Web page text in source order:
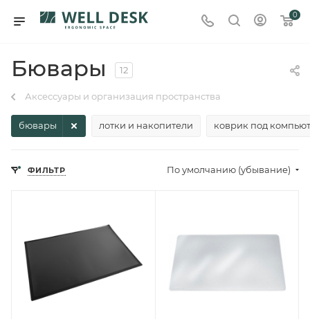
0
Бювары 12
Аксессуары и организация пространства
бювары лотки и накопители коврик под
ФИЛЬТР По умолчанию (убывание)